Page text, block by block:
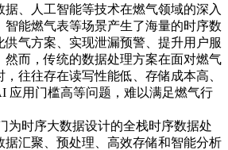
据、人工智能等技术在燃气领域的深入
智能燃气表等场景产生了海量的时序数
气方案、实现泄漏预警、提升用户服
然而，传统的数据处理方案在面对燃气
往往存在读写性能低、存储成本高、
应用门槛高等问题，难以满足燃气行
为时序大数据设计的全栈时序数据处
据汇聚、预处理、高效存储和智能分析